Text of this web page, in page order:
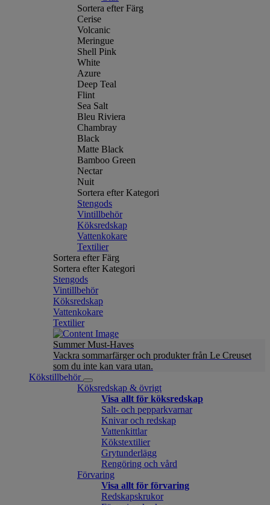
Sortera efter Färg
Cerise
Volcanic
Meringue
Shell Pink
White
Azure
Deep Teal
Flint
Sea Salt
Bleu Riviera
Chambray
Black
Matte Black
Bamboo Green
Nectar
Nuit
Sortera efter Kategori
Stengods
Vintillbehör
Köksredskap
Vattenkokare
Textilier
Sortera efter Färg
Sortera efter Kategori
Stengods
Vintillbehör
Köksredskap
Vattenkokare
Textilier
Summer Must-Haves
Vackra sommarfärger och produkter från Le Creuset
som du inte kan vara utan.
Kökstillbehör
Köksredskap & övrigt
Visa allt för köksredskap
Salt- och pepparkvarnar
Knivar och redskap
Vattenkittlar
Kökstextilier
Grytunderlägg
Rengöring och vård
Förvaring
Visa allt för förvaring
Redskapskrukor